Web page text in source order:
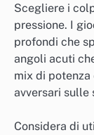
Scegliere i
pressione. I
profondi che
angoli acuti
mix di potenza
avversari sulle
Considera di